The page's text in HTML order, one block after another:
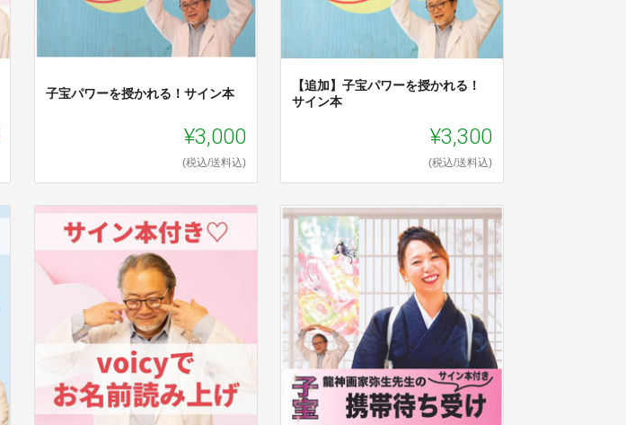
子宝パワーを授かれる！サイン本
¥3,000
(税込/送料込)
【追加】子宝パワーを授かれる！
サイン本
¥3,300
(税込/送料込)